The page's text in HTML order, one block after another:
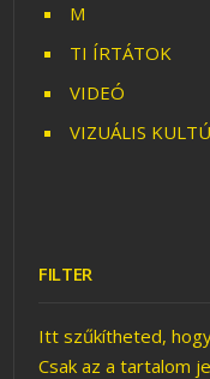
M
TI ÍRTÁTOK
VIDEÓ
VIZUÁLIS
FILTER
Itt szűkítheted,
Csak az a tartalom